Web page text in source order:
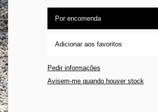
Por encomenda
Adicionar aos favoritos
Pedir informações
Avisem-me quando houver stock